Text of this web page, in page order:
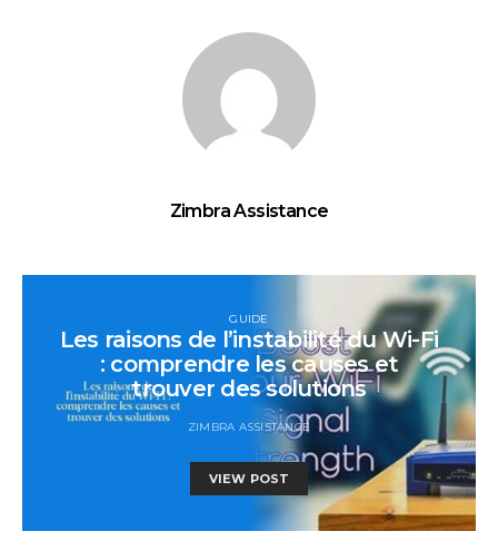
Zimbra Assistance
GUIDE
Les raisons de l’instabilité du Wi-Fi
: comprendre les causes et
trouver des solutions
ZIMBRA ASSISTANCE
VIEW POST